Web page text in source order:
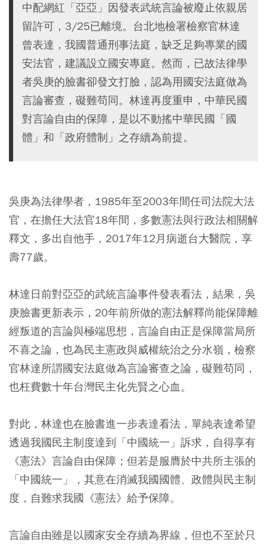
中配網紅「亞亞」因發表武統言論被廢止依親居
留許可，3/25已離境。台北地檢署檢察官林達
曾表達，我國普通刑事法庭，缺乏足夠專業的國
安法官，建議設立國安專庭。然而，已故法律學
者吳庚的臉書卻發文打臉，認為用國安法庭做為
言論審查，礙難苟同。林達再度重申，中華民國
對言論自由的保障，是以不動搖中華民國「國
體」和「政府體制」之存續為前提。
吳庚為法律學者，1985年至2003年間任司法院大法
官，在擔任大法官18年間，多數憲法與行政法相關解
釋文，多出自他手，2017年12月病逝台大醫院，享
壽77歲。
林達日前對亞亞的武統言論事件發表看法，結果，吳
庚臉書更新表示，20年前所做的憲法解釋尚能保障離
經叛道的言論與極端思想，言論自由正是保障當局所
不喜之論，也為民主憲政與威權統治之分水嶺，檢察
官林達所謂國安法庭做為言論審查之論，礙難苟同，
也枉費數十年台灣民主化先賢之心血。
對此，林達也在臉書進一步表達看法，單純表達希望
透過我國民主制度達到「中國統一」訴求，自得享有
《憲法》言論自由保障；但若是服膺於中共所主張的
「中國統一」，其意在消滅我國國體、政體與民主制
度，自難求我國《憲法》給予保障。
言論自由雖是以國家安全存續為界線，但也不至於只